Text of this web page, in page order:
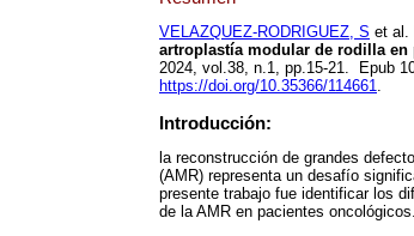
VELAZQUEZ-RODRIGUEZ, S et al.
artroplastía modular de rodilla en
2024, vol.38, n.1, pp.15-21. Epub
https://doi.org/10.35366/114661.
Introducción:
la reconstrucción de grandes
(AMR) representa un desafío
presente trabajo fue identificar los
de la AMR en pacientes oncológicos.